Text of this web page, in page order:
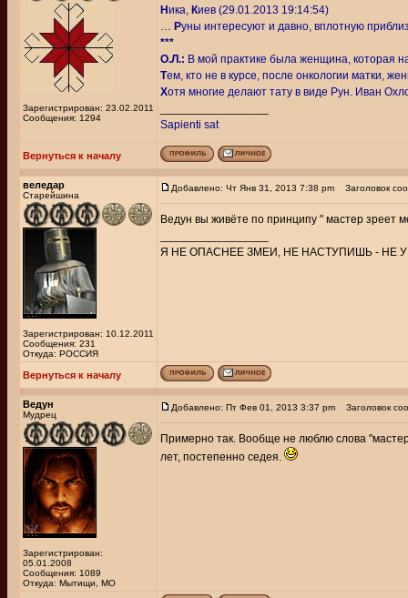
Зарегистрирован: 23.02.2011
Сообщения: 1294
Ника, Киев (29.01.2013 19:14:54)
… Руны интересуют и давно, вплотную
***
О.Л.: В мой практике была женщина, которая
Тем, кто не в курсе, после онкологии матки,
Хотя многие делают тату в виде Рун. Иван
Sapienti sat
Вернуться к началу
веледар
Старейшина
Зарегистрирован: 10.12.2011
Сообщения: 231
Откуда: РОССИЯ
Добавлено: Чт Янв 31, 2013 7:38 pm Заголовок
Ведун вы живёте по принципу " мастер зреет
Я НЕ ОПАСНЕЕ ЗМЕИ, НЕ НАСТУПИШЬ - НЕ
Вернуться к началу
Ведун
Мудрец
Зарегистрирован:
05.01.2008
Сообщения: 1089
Откуда: Мытищи, МО
Добавлено: Пт Фев 01, 2013 3:37 pm Заголовок
Примерно так. Вообще не люблю слова
лет, постепенно седея.